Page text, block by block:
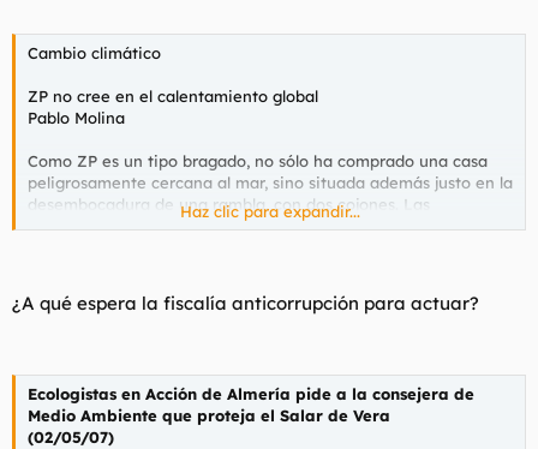
Cambio climático
ZP no cree en el calentamiento global
Pablo Molina
Como ZP es un tipo bragado, no sólo ha comprado una casa
peligrosamente cercana al mar, sino situada además justo en la
desembocadura de una rambla, con dos cojones. Las
predicciones de la subida del nivel del mar a consecuencia del
profetas del nuevo apocalipsis es que las ciudades costeras
Ante esta perspectiva, cualquier ciudadano respetuoso con la
sostenibilidad y mentalizado con los riesgos medioambientales
elegiría construirse una casa en lo alto de una colina en plena
Haz clic para expandir...
¿A qué espera la fiscalía anticorrupción para actuar?
Ecologistas en Acción de Almería pide a la consejera de
Medio Ambiente que proteja el Salar de Vera
(02/05/07)